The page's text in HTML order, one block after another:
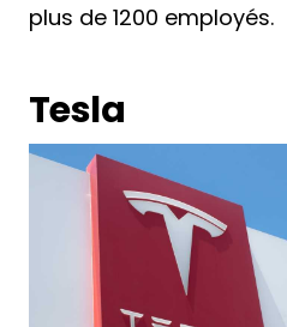
plus de 1200 employés.
Tesla